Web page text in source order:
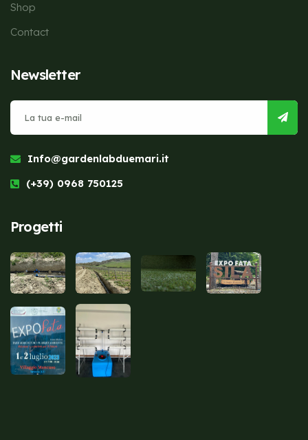
Shop
Contact
Newsletter
Info@gardenlabduemari.it
(+39) 0968 750125
Progetti